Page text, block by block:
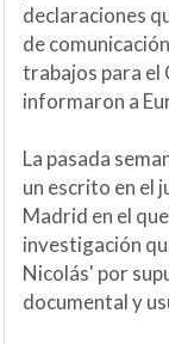
declaraciones
de
trabajos para el
informaron a
La pasada
un escrito en el
Madrid en el
investigación
Nicolás' por
documental y